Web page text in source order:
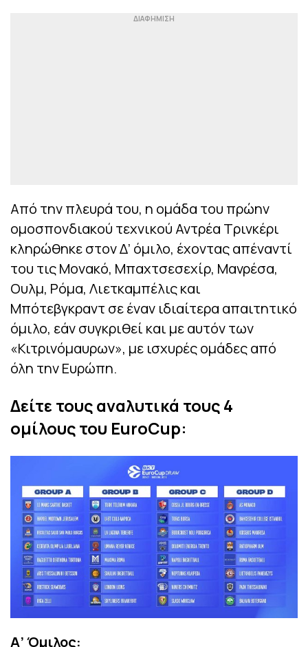
Από την πλευρά του, η ομάδα του πρώην
ομοσπονδιακού τεχνικού Αντρέα Τρινκέρι
κληρώθηκε στον Δ’ όμιλο, έχοντας απέναντί
του τις Μονακό, Μπαχτσεσεχίρ, Μανρέσα,
Ουλμ, Ρόμα, Λιετκαμπέλις και
Μπότεβγκραντ σε έναν ιδιαίτερα απαιτητικό
όμιλο, εάν συγκριθεί και με αυτόν των
«Κιτρινόμαυρων», με ισχυρές ομάδες από
όλη την Ευρώπη.
Δείτε τους αναλυτικά τους 4
ομίλους του EuroCup:
Α’ Όμιλος: